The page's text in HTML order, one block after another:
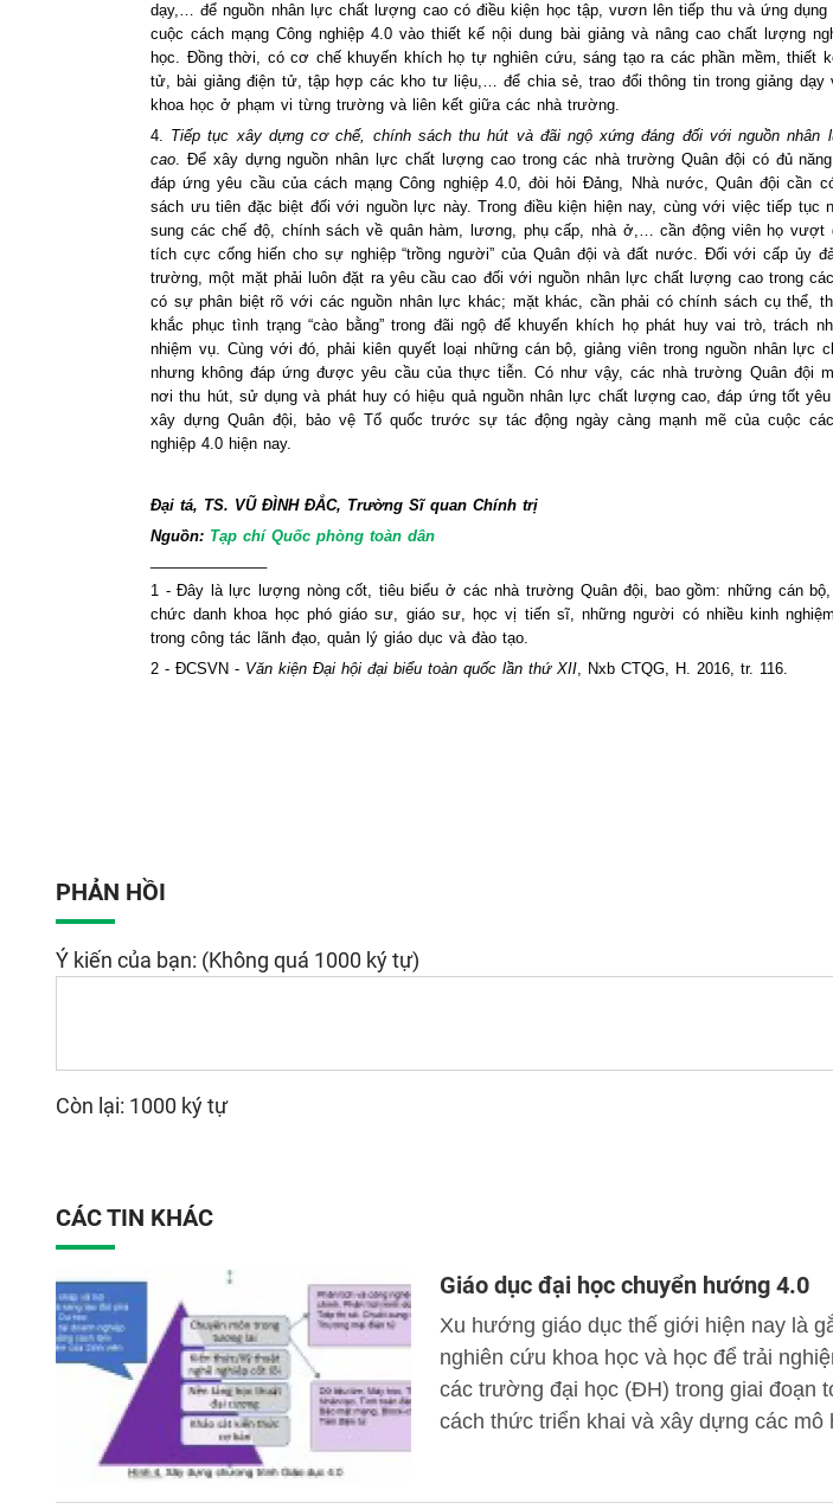
dạy,… để nguồn nhân lực chất lượng cao có điều kiện học tập, vươn lên tiếp thu và ứng dụng
cuộc cách mạng Công nghiệp 4.0 vào thiết kế nội dung bài giảng và nâng cao chất lượng
học. Đồng thời, có cơ chế khuyến khích họ tự nghiên cứu, sáng tạo ra các phần mềm, thiết
tử, bài giảng điện tử, tập hợp các kho tư liệu,… để chia sẻ, trao đổi thông tin trong giảng dạy
khoa học ở phạm vi từng trường và liên kết giữa các nhà trường.
4. Tiếp tục xây dựng cơ chế, chính sách thu hút và đãi ngộ xứng đáng đối với nguồn nhân
cao. Để xây dựng nguồn nhân lực chất lượng cao trong các nhà trường Quân đội có đủ
đáp ứng yêu cầu của cách mạng Công nghiệp 4.0, đòi hỏi Đảng, Nhà nước, Quân đội cần
sách ưu tiên đặc biệt đối với nguồn lực này. Trong điều kiện hiện nay, cùng với việc tiếp tục
sung các chế độ, chính sách về quân hàm, lương, phụ cấp, nhà ở,… cần động viên họ vượt
tích cực cống hiến cho sự nghiệp “trồng người” của Quân đội và đất nước. Đối với cấp ủy
trường, một mặt phải luôn đặt ra yêu cầu cao đối với nguồn nhân lực chất lượng cao trong
có sự phân biệt rõ với các nguồn nhân lực khác; mặt khác, cần phải có chính sách cụ thể,
khắc phục tình trạng “cào bằng” trong đãi ngộ để khuyến khích họ phát huy vai trò, trách
nhiệm vụ. Cùng với đó, phải kiên quyết loại những cán bộ, giảng viên trong nguồn nhân lực
nhưng không đáp ứng được yêu cầu của thực tiễn. Có như vậy, các nhà trường Quân đội
nơi thu hút, sử dụng và phát huy có hiệu quả nguồn nhân lực chất lượng cao, đáp ứng tốt
xây dựng Quân đội, bảo vệ Tổ quốc trước sự tác động ngày càng mạnh mẽ của cuộc
nghiệp 4.0 hiện nay.
Đại tá, TS. VŨ ĐÌNH ĐẮC, Trường Sĩ quan Chính trị
Nguồn: Tạp chí Quốc phòng toàn dân
1 - Đây là lực lượng nòng cốt, tiêu biểu ở các nhà trường Quân đội, bao gồm: những cán
chức danh khoa học phó giáo sư, giáo sư, học vị tiến sĩ, những người có nhiều kinh
trong công tác lãnh đạo, quản lý giáo dục và đào tạo.
2 - ĐCSVN - Văn kiện Đại hội đại biểu toàn quốc lần thứ XII, Nxb CTQG, H. 2016, tr. 116.
PHẢN HỒI
Ý kiến của bạn: (Không quá 1000 ký tự)
Còn lại: 1000 ký tự
CÁC TIN KHÁC
Giáo dục đại học chuyển hướng 4.0
Xu hướng giáo dục thế giới hiện nay là
nghiên cứu khoa học và học để trải
các trường đại học (ĐH) trong giai đoạn
cách thức triển khai và xây dựng các mô